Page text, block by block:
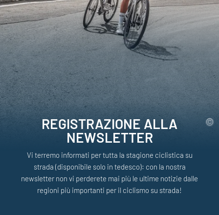
REGISTRAZIONE ALLA
NEWSLETTER
Vi terremo informati per tutta la stagione ciclistica su
strada (disponibile solo in tedesco): con la nostra
newsletter non vi perderete mai più le ultime notizie dalle
regioni più importanti per il ciclismo su strada!